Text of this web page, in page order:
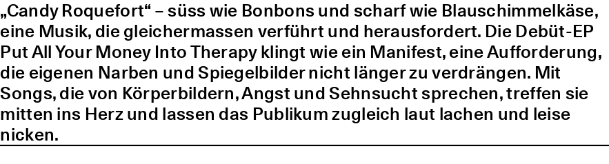
„Candy Roquefort“ – süss wie Bonbons und scharf wie Blauschimmelkäse,
eine Musik, die gleichermassen verführt und herausfordert. Die Debüt-EP
Put All Your Money Into Therapy klingt wie ein Manifest, eine Aufforderung,
die eigenen Narben und Spiegelbilder nicht länger zu verdrängen. Mit
Songs, die von Körperbildern, Angst und Sehnsucht sprechen, treffen sie
mitten ins Herz und lassen das Publikum zugleich laut lachen und leise
nicken.